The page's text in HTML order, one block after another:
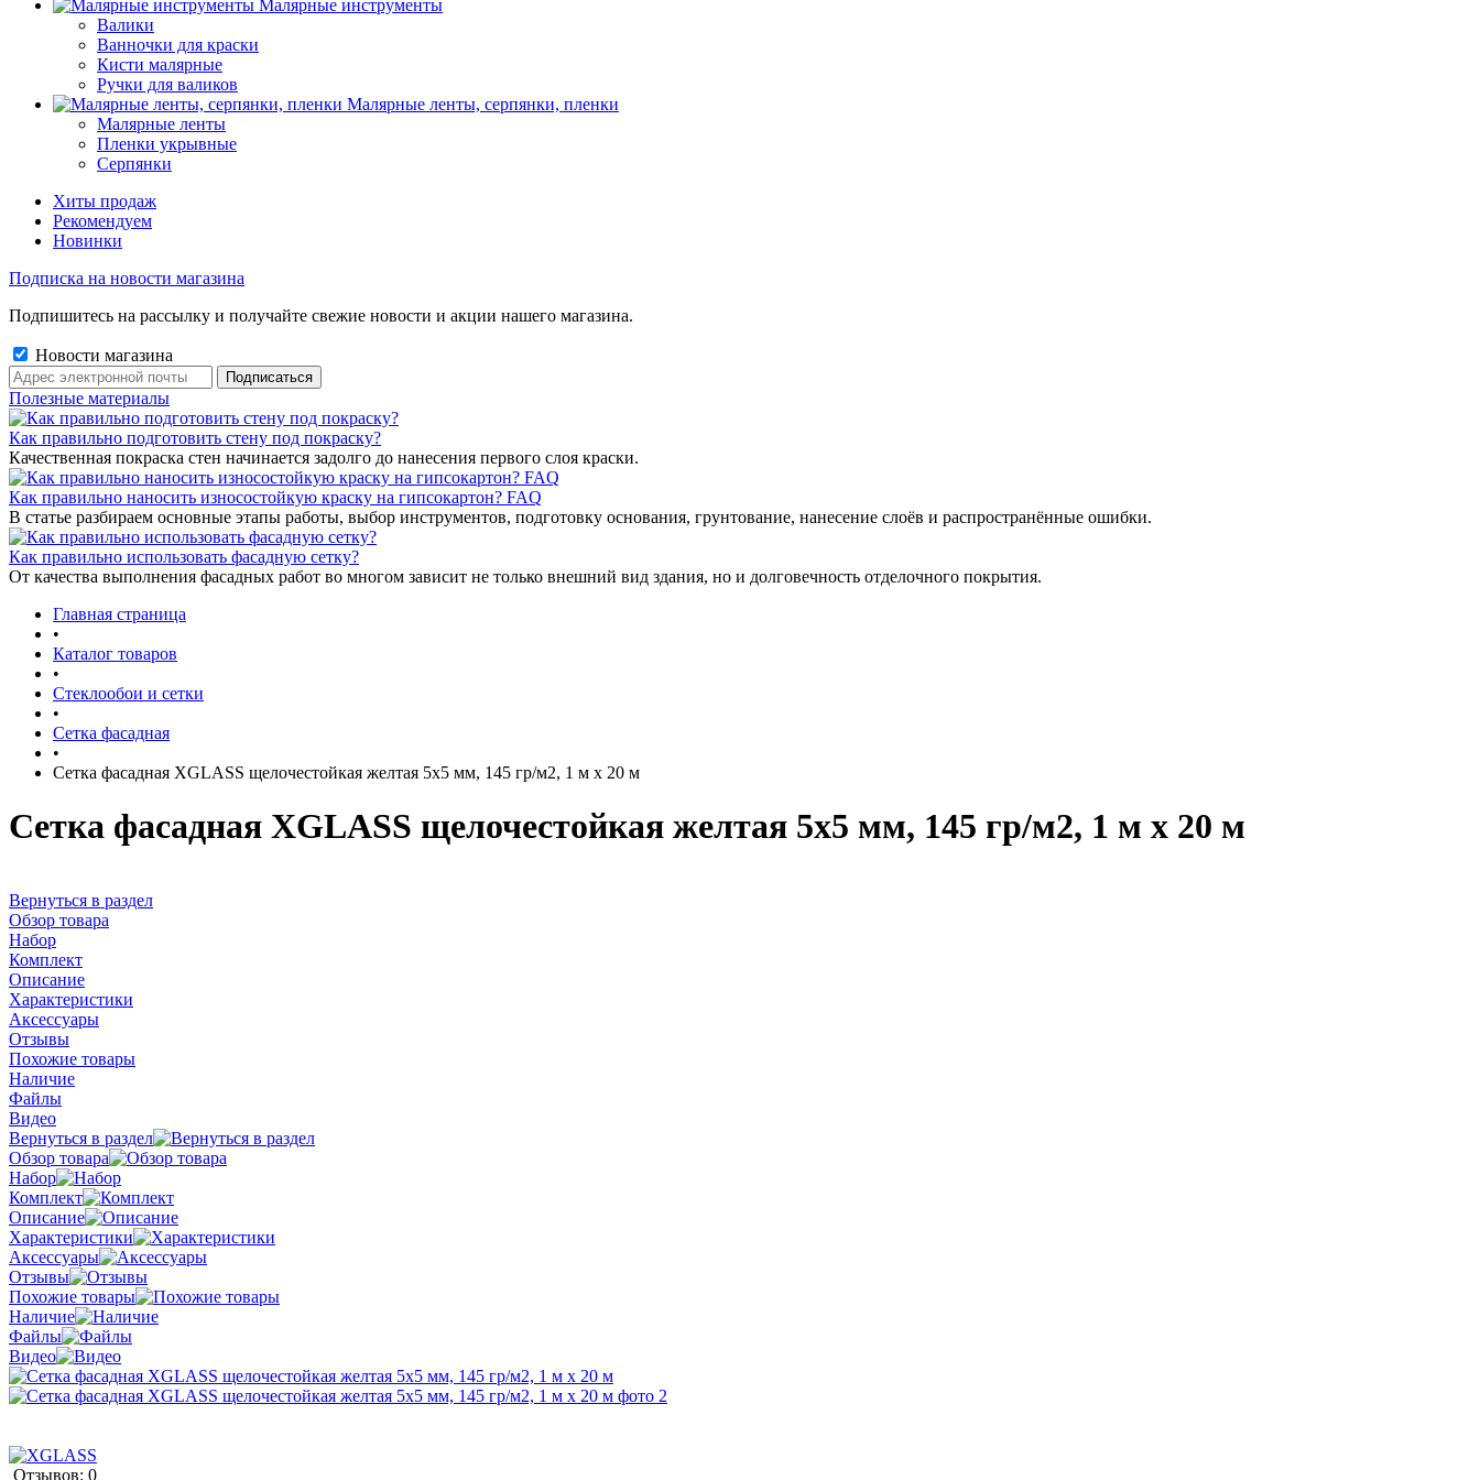
Малярные инструменты
Валики
Ванночки для краски
Кисти малярные
Ручки для валиков
Малярные ленты, серпянки, пленки
Малярные ленты
Пленки укрывные
Серпянки
Хиты продаж
Рекомендуем
Новинки
Подписка на новости магазина
Подпишитесь на рассылку и получайте свежие новости и акции нашего магазина.
Новости магазина
Полезные материалы
Как правильно подготовить стену под покраску?
Качественная покраска стен начинается задолго до нанесения первого слоя краски.
Как правильно наносить износостойкую краску на гипсокартон? FAQ
В статье разбираем основные этапы работы, выбор инструментов, подготовку основания, грунтование, нанесение слоёв и распространённые ошибки.
Как правильно использовать фасадную сетку?
От качества выполнения фасадных работ во многом зависит не только внешний вид здания, но и долговечность отделочного покрытия.
Главная страница
•
Каталог товаров
•
Стеклообои и сетки
•
Сетка фасадная
•
Сетка фасадная XGLASS щелочестойкая желтая 5х5 мм, 145 гр/м2, 1 м х 20 м
Сетка фасадная XGLASS щелочестойкая желтая 5х5 мм, 145 гр/м2, 1 м х 20 м
Вернуться в раздел
Обзор товара
Набор
Комплект
Описание
Характеристики
Аксессуары
Отзывы
Похожие товары
Наличие
Файлы
Видео
Вернуться в раздел
Обзор товара
Набор
Комплект
Описание
Характеристики
Аксессуары
Отзывы
Похожие товары
Наличие
Файлы
Видео
Отзывов: 0